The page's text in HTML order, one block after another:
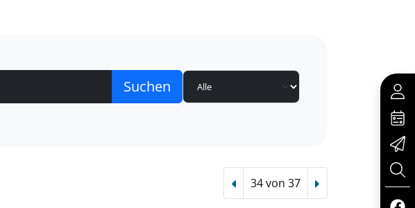
Vorheriger Treffer
34 von 37 Nächster Treffer